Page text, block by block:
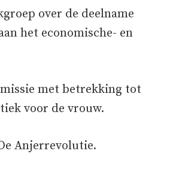
over de deelname
het economische- en
met betrekking tot
voor de vrouw.
Anjerrevolutie.